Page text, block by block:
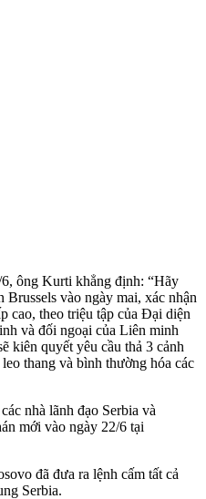
ông Kurti khẳng định: “Hãy
vào ngày mai, xác nhận
cao, theo triệu tập của Đại diện
và đối ngoại của Liên minh
kiên quyết yêu cầu thả 3 cảnh
thang và bình thường hóa các
nhà lãnh đạo Serbia và
mới vào ngày 22/6 tại
đã đưa ra lệnh cấm tất cả
Serbia.